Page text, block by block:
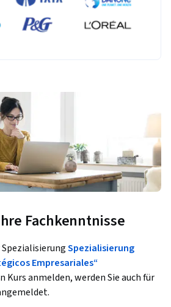
Fachkenntnisse
Spezialisierung
Empresariales“
Kurs anmelden, werden Sie auch für